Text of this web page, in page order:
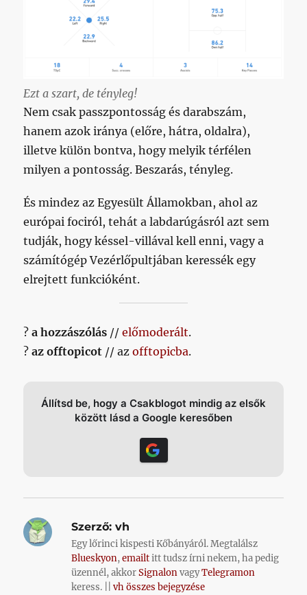
Ezt a szart, de tényleg!
Nem csak passzpontosság és darabszám,
hanem azok iránya (előre, hátra, oldalra),
illetve külön bontva, hogy melyik térfélen
milyen a pontosság. Beszarás, tényleg.
És mindez az Egyesült Államokban, ahol az
európai fociról, tehát a labdarúgásról azt sem
tudják, hogy késsel-villával kell enni, vagy a
számítógép Vezérlőpultjában keressék egy
elrejtett funkcióként.
?a hozzászólás //előmoderált.
?az offtopicot // azofftopicba.
Állítsd be, hogy a Csakblogot mindig az elsők
között lásd a Google keresőben
Szerző: vh
Egy lőrinci kispesti Kőbányáról. Megtalálsz
Blueskyon,emailtitt tudsz írni nekem, ha pedig
üzennél, akkorSignalonvagyTelegramon
keress. ||vh összes bejegyzése